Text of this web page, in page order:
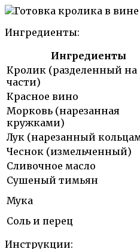
Ингредиенты:
Ингредиенты
Кролик (разделенный на
части)
Красное вино
Морковь (нарезанная
кружками)
Лук (нарезанный
Чеснок (измельченный)
Сливочное масло
Сушеный тимьян
Мука
Соль и перец
Инструкции: